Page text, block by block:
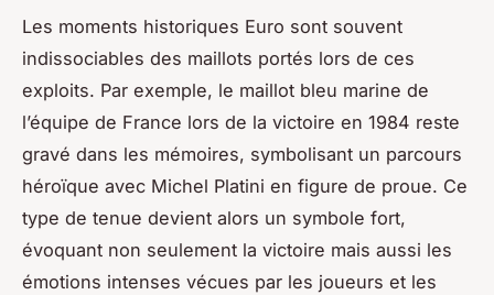
Les moments historiques Euro sont souvent
indissociables des maillots portés lors de ces
exploits. Par exemple, le maillot bleu marine de
l’équipe de France lors de la victoire en 1984 reste
gravé dans les mémoires, symbolisant un parcours
héroïque avec Michel Platini en figure de proue. Ce
type de tenue devient alors un symbole fort,
évoquant non seulement la victoire mais aussi les
émotions intenses vécues par les joueurs et les